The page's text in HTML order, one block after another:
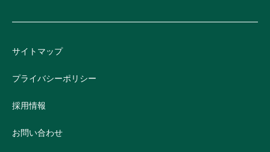
サイトマップ
プライバシーポリシー
採用情報
お問い合わせ